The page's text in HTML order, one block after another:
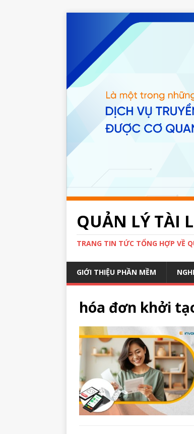
QUẢN LÝ TÀI
TRANG TIN TỨC TỔNG HỢP VỀ
GIỚI THIỆU PHẦN MỀM
hóa đơn khởi